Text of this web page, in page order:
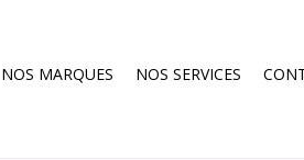
NOS MARQUES NOS SERVICES